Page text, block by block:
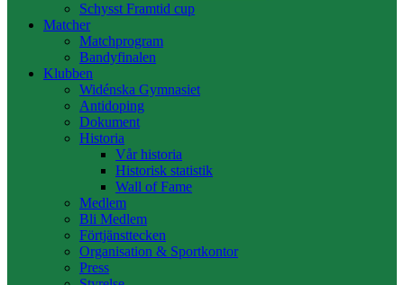
Schysst Framtid cup
Matcher
Matchprogram
Bandyfinalen
Klubben
Widénska Gymnasiet
Antidoping
Dokument
Historia
Vår historia
Historisk statistik
Wall of Fame
Medlem
Bli Medlem
Förtjänsttecken
Organisation & Sportkontor
Press